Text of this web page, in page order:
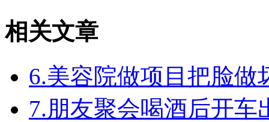
相关文章
6.美容院做项目把脸做
7.朋友聚会喝酒后开